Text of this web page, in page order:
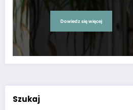
Dowiedz się więcej
Szukaj